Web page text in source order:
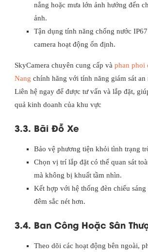
nắng hoặc mưa lớn ảnh hưởng đến
ảnh.
Tận dụng tính năng chống nước
camera hoạt động ổn định.
SkyCamera chuyên cung cấp và phan phoi
Nang chính hãng với tính năng giám sát
Liên hệ ngay để được tư vấn và lắp đặt,
quả kinh doanh của khu vực
3.3. Bãi Đỗ Xe
Bảo vệ phương tiện khỏi tình trạng
Chọn vị trí lắp đặt có thể quan sát
mà không bị khuất tầm nhìn.
Kết hợp với hệ thống đèn chiếu sáng
đêm sắc nét hơn.
3.4. Ban Công Hoặc Sân
Theo dõi các hoạt động bên ngoài,